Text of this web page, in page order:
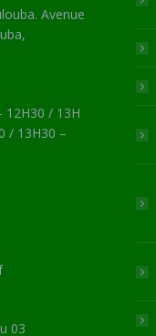
Avenue
12H30 / 13H
/ 13H30 –
03